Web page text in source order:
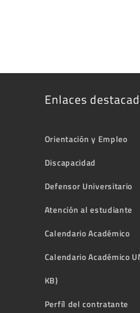
Enlaces
Orientación y Empleo
Discapacidad
Defensor Universitario
Atención al estudiante
Calendario Académico
Calendario Académico
KB)
Perfíl del contratante